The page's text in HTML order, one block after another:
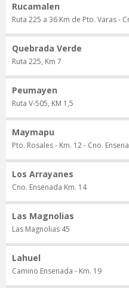
Rucamalen
Ruta 225 a 36 Km de Pto. Varas -
Quebrada Verde
Ruta 225, Km 7
Peumayen
Ruta V-505, KM 1,5
Maymapu
Pto. Rosales - Km. 12 - Cno.
Los Arrayanes
Cno. Ensenada Km. 14
Las Magnolias
Las Magnolias 45
Lahuel
Camino Ensenada - Km. 19